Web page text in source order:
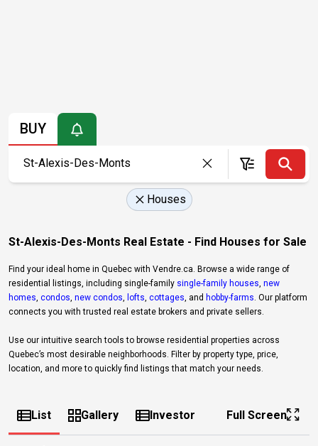
BUY
Houses
St-Alexis-Des-Monts Real Estate - Find Houses for Sale
Find your ideal home in Quebec with Vendre.ca. Browse a wide range of
residential listings, including single-family single-family houses new
homes condos new condos lofts cottages , and hobby-farms . Our platform
connects you with trusted real estate brokers and private sellers.
Use our intuitive search tools to browse residential properties across
Quebec’s most desirable neighborhoods. Filter by property type, price,
location, and more to quickly find listings that match your needs.
List Gallery Investor Full Screen